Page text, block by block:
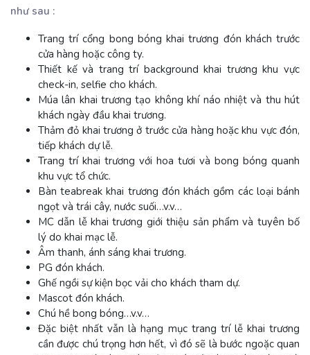
như sau :
Trang trí cổng bong bóng khai trương đón khách trước
cửa hàng hoặc công ty.
Thiết kế và trang trí background khai trương khu vực
check-in, selfie cho khách.
Múa lân khai trương tạo không khí náo nhiệt và thu hút
khách ngày đầu khai trương.
Thảm đỏ khai trương ở trước cửa hàng hoặc khu vực đón,
tiếp khách dự lễ.
Trang trí khai trương với hoa tươi và bong bóng quanh
khu vực tổ chức.
Bàn teabreak khai trương đón khách gồm các loại bánh
ngọt và trái cây, nước suối…v.v…
MC dẫn lễ khai trương giới thiệu sản phẩm và tuyên bố
lý do khai mạc lễ.
Âm thanh, ánh sáng khai trương.
PG đón khách.
Ghế ngồi sự kiện bọc vải cho khách tham dự.
Mascot đón khách.
Chú hề bong bóng…v.v…
Đặc biệt nhất vẫn là hạng mục trang trí lễ khai trương
cần được chú trọng hơn hết, vì đó sẽ là bước ngoặc quan